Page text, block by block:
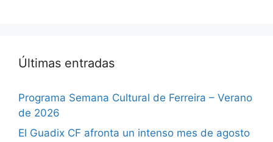
Últimas entradas
Programa Semana Cultural de Ferreira – Verano
de 2026
El Guadix CF afronta un intenso mes de agosto